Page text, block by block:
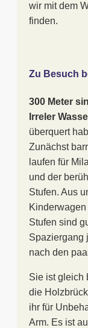
wir mit dem
finden.
Zu Besuch
300 Meter
Irreler
überquert
Zunächst
laufen für
und der
Stufen. Aus
Stufen sind
Spaziergang
nach den
Sie ist gleich
die
ihr für
Arm. Es ist